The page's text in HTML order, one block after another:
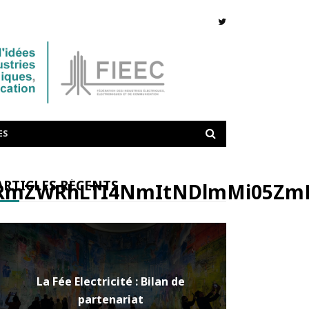
RÉCENTS
La Fée Electricité : Bilan de
partenariat